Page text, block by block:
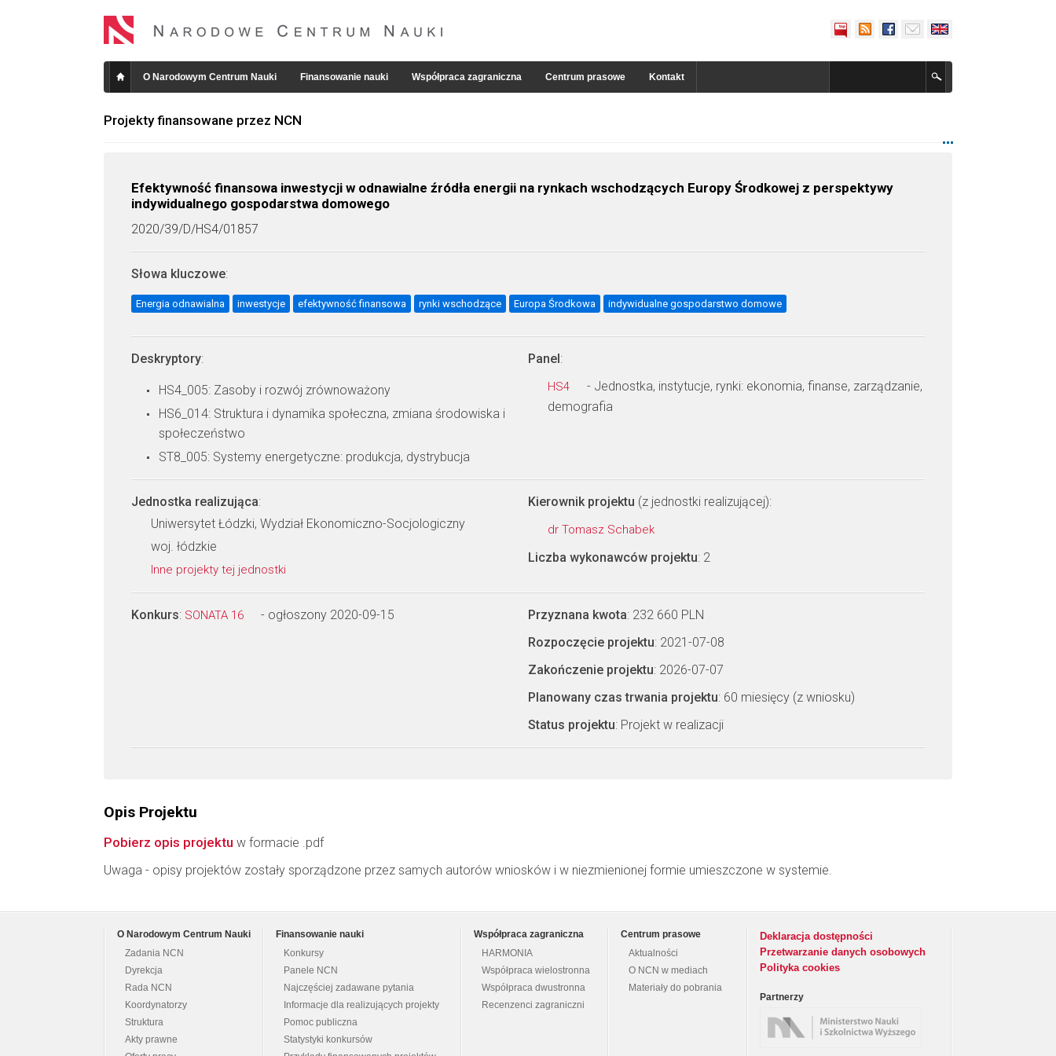
O Narodowym Centrum Nauki Finansowanie nauki Współpraca zagraniczna Centrum prasowe Kontakt
Projekty finansowane przez NCN
Efektywność finansowa inwestycji w odnawialne źródła energii na rynkach wschodzących Europy Środkowej z perspektywy
indywidualnego gospodarstwa domowego
2020/39/D/HS4/01857
Słowa kluczowe:
Energia odnawialna inwestycje efektywność finansowa rynki wschodzące Europa Środkowa indywidualne gospodarstwo domowe
Deskryptory:
HS4_005: Zasoby i rozwój zrównoważony
HS6_014: Struktura i dynamika społeczna, zmiana środowiska i
społeczeństwo
ST8_005: Systemy energetyczne: produkcja, dystrybucja
Panel:
HS4
- Jednostka, instytucje, rynki: ekonomia, finanse, zarządzanie,
demografia
Jednostka realizująca:
Uniwersytet Łódzki, Wydział Ekonomiczno-Socjologiczny
woj. łódzkie
Inne projekty tej jednostki
Kierownik projektu (z jednostki realizującej):
dr Tomasz Schabek
Liczba wykonawców projektu: 2
Konkurs: SONATA 16 - ogłoszony 2020-09-15 Przyznana kwota: 232 660 PLN
Rozpoczęcie projektu: 2021-07-08
Zakończenie projektu: 2026-07-07
Planowany czas trwania projektu: 60 miesięcy (z wniosku)
Status projektu: Projekt w realizacji
Opis Projektu
Pobierz opis projektu w formacie .pdf
Uwaga - opisy projektów zostały sporządzone przez samych autorów wniosków i w niezmienionej formie umieszczone w systemie.
O Narodowym Centrum Nauki
Zadania NCN
Dyrekcja
Rada NCN
Koordynatorzy
Struktura
Akty prawne
Finansowanie nauki
Konkursy
Panele NCN
Najczęściej zadawane pytania
Informacje dla realizujących projekty
Pomoc publiczna
Statystyki konkursów
Współpraca zagraniczna
HARMONIA
Współpraca wielostronna
Współpraca dwustronna
Recenzenci zagraniczni
Centrum prasowe
Aktualności
O NCN w mediach
Materiały do pobrania
Deklaracja dostępności
Przetwarzanie danych osobowych
Polityka cookies
Partnerzy